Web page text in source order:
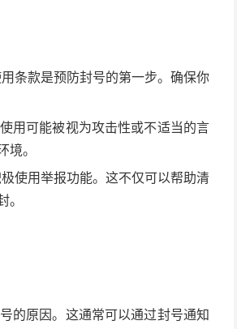
条款是预防封号的第一步。确保你
用可能被视为攻击性或不适当的言
。
使用举报功能。这不仅可以帮助清
的原因。这通常可以通过封号通知